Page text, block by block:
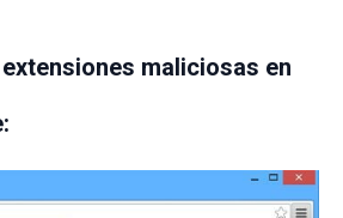
maliciosas en